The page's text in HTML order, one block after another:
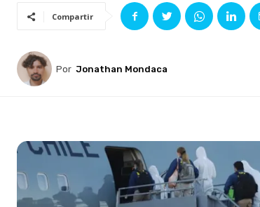
Compartir
Por Jonathan Mondaca